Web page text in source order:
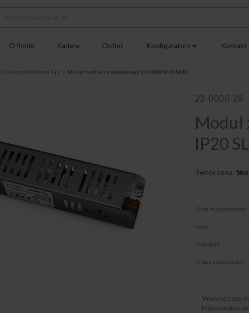
O firmie Kariera Outlet Konfiguratory Kontakt
Zasilacze Modułowe Slim Moduł zasilacza montażowy 12V 80W IP20 SLIM
23-0000-28
IP20
Twoja cena:
Stan magazynowy:
Moc
Napięcie
Klasa szczelności
Wewnętrzny
Maksymalna